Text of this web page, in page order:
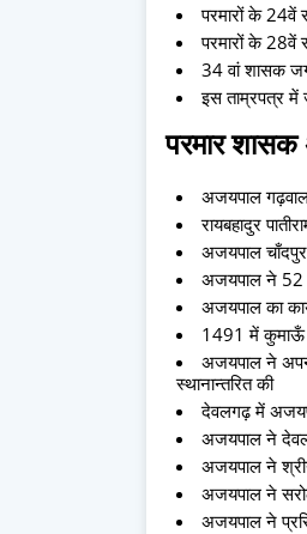
परमारों के 24वें
परमारों के 28वें
34 वां शासक
इस ताम्रपत्र में
परमार
अजयपाल
रायबहादुर
अजयपाल
अजयपाल ने 52
अजयपाल का
1491 में कुमाऊँ
अजयपाल ने
स्थानान्तरित की
देवलगढ़ में
अजयपाल ने
अजयपाल ने
अजयपाल ने
अजयपाल ने